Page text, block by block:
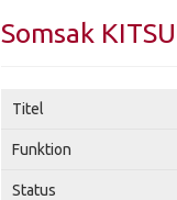
Somsak
Titel
Funktion
Status